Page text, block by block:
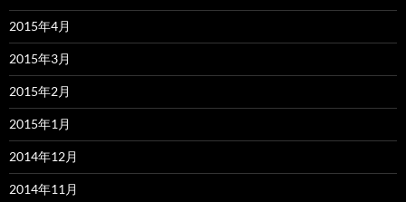
2015年4月
2015年3月
2015年2月
2015年1月
2014年12月
2014年11月